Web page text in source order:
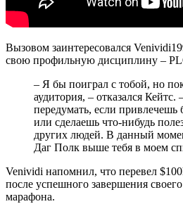
Вызовом заинтересовался
свою профильную дисциплину –
– Я бы поиграл с тобой, но
аудитория, – отказался
передумать, если привлечешь
или сделаешь что-нибудь
других людей. В данный
Даг Полк выше тебя в моем
Venividi напомнил, что перевел
после успешного завершения
марафона.